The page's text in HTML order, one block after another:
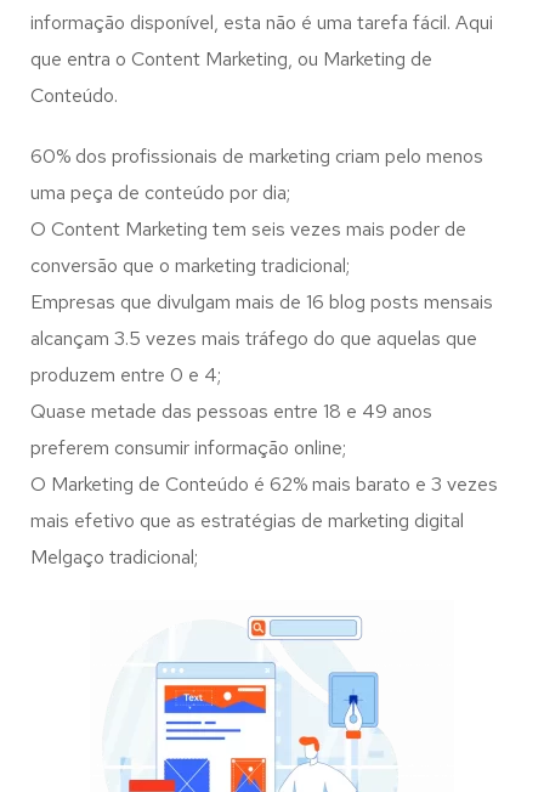
informação disponível, esta não é uma tarefa fácil. Aqui
que entra o Content Marketing, ou Marketing de
Conteúdo.
60% dos profissionais de marketing criam pelo menos
uma peça de conteúdo por dia;
O Content Marketing tem seis vezes mais poder de
conversão que o marketing tradicional;
Empresas que divulgam mais de 16 blog posts mensais
alcançam 3.5 vezes mais tráfego do que aquelas que
produzem entre 0 e 4;
Quase metade das pessoas entre 18 e 49 anos
preferem consumir informação online;
O Marketing de Conteúdo é 62% mais barato e 3 vezes
mais efetivo que as estratégias de marketing digital
Melgaço tradicional;